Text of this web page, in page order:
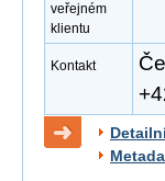
veřejném
klientu
Kontakt